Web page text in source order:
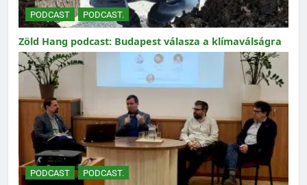
PODCAST PODCAST.
Zöld Hang podcast: Budapest válasza a klímaválságra
PODCAST PODCAST.